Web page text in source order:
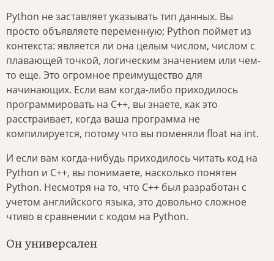
Python не заставляет указывать тип данных. Вы
просто объявляете переменную; Python поймет из
контекста: является ли она целым числом, числом с
плавающей точкой, логическим значением или чем-
то еще. Это огромное преимущество для
начинающих. Если вам когда-либо приходилось
программировать на C++, вы знаете, как это
расстраивает, когда ваша программа не
компилируется, потому что вы поменяли float на int.
И если вам когда-нибудь приходилось читать код на
Python и C++, вы понимаете, насколько понятен
Python. Несмотря на то, что C++ был разработан с
учетом английского языка, это довольно сложное
чтиво в сравнении с кодом на Python.
Он универсален